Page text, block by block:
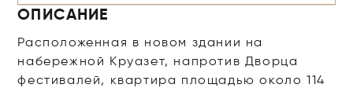
ОПИСАНИЕ
Расположенная в новом здании на
набережной Круазет, напротив Дворца
фестивалей, квартира площадью около 114